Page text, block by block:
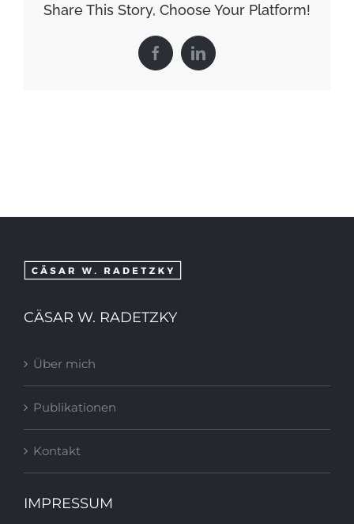
Share This Story, Choose Your Platform!
FacebookLinkedIn
CÄSAR W. RADETZKY
Über mich
Publikationen
Kontakt
IMPRESSUM